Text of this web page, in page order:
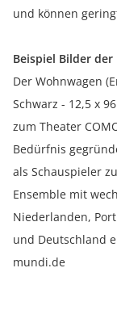
und können
Beispiel Bilder
Der Wohnwagen
Schwarz - 12,5 x
zum Theater
Bedürfnis
als Schauspieler
Ensemble mit
Niederlanden,
und Deutschland
mundi.de